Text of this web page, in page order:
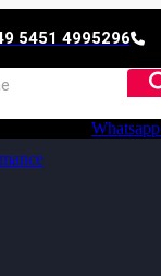
5451 4995296
Whatsapp